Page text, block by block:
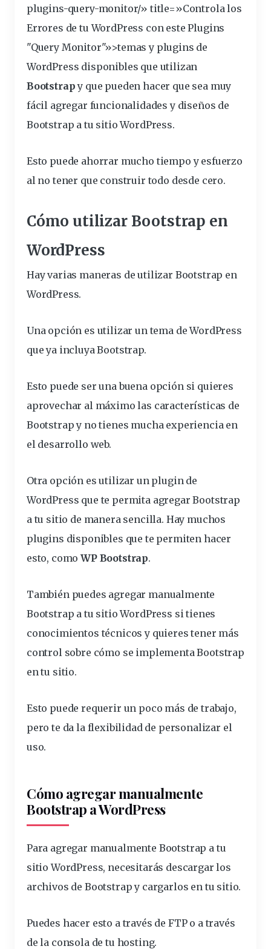
plugins-query-monitor/» title=»Controla los
Errores de tu WordPress con este Plugins
"Query Monitor"»>temas y plugins de
WordPress disponibles que utilizan
Bootstrapy que pueden hacer que sea muy
fácil agregar funcionalidades y diseños de
Bootstrap a tu sitioWordPress.
Esto puede ahorrar mucho tiempo y esfuerzo
al no tener que construir todo desde cero.
Cómo utilizar Bootstrap en
WordPress
Hay varias maneras deutilizar Bootstrap en
WordPress.
Una opción es utilizar un tema de WordPress
que ya incluya Bootstrap.
Esto puede ser una buena opción si quieres
aprovechar al máximo las características de
Bootstrap y no tienes mucha experiencia en
el desarrollo web.
Otra opción esutilizar un plugin de
WordPress que te permita agregar Bootstrap
a tu sitio de manera sencilla. Hay muchos
plugins disponibles que te permiten hacer
esto, comoWP Bootstrap.
También puedes agregar manualmente
Bootstrap a tu sitio WordPress si tienes
conocimientos técnicos y quieres tener más
control sobre cómo se implementa Bootstrap
en tu sitio.
Esto puede requerir un poco más de trabajo,
pero te da la flexibilidad de personalizar el
uso.
Cómo agregar manualmente
Bootstrap a WordPress
Para agregar manualmente Bootstrap a tu
sitio WordPress, necesitarás descargar los
archivos de Bootstrap y cargarlos en tu sitio.
Puedes hacer esto a través de FTP o a través
de la consola de tu hosting.